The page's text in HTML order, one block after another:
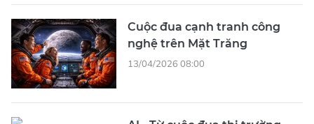
Cuộc đua cạnh tranh công
nghệ trên Mặt Trăng
13/04/2026 08:00